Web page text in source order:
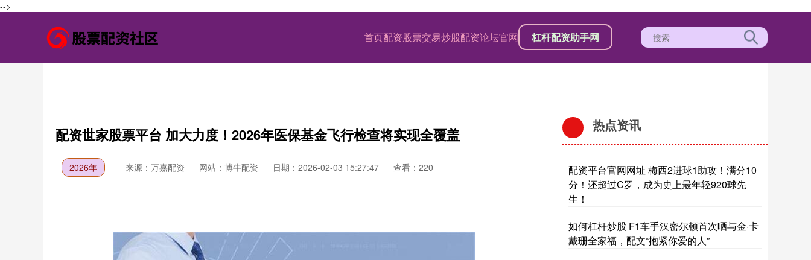
-->
首页配资股票交易炒股配资论坛官网 杠杆配资助手网
配资世家股票平台 加大力度！2026年医保基金飞行检查将实现全覆盖
2026年 来源：万嘉配资 网站：博牛配资 日期：2026-02-03 15:27:47 查看：220
热点资讯
配资平台官网网址 梅西2进球1助攻！满分10
分！还超过C罗，成为史上最年轻920球先
生！
如何杠杆炒股 F1车手汉密尔顿首次晒与金·卡
戴珊全家福，配文“抱紧你爱的人”